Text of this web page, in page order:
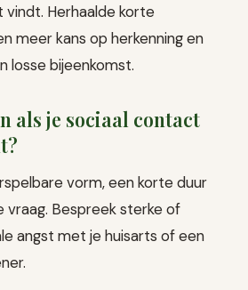
vindt. Herhaalde korte
meer kans op herkenning en
losse bijeenkomst.
als je sociaal contact
vorm, een korte duur
vraag. Bespreek sterke of
angst met je huisarts of een